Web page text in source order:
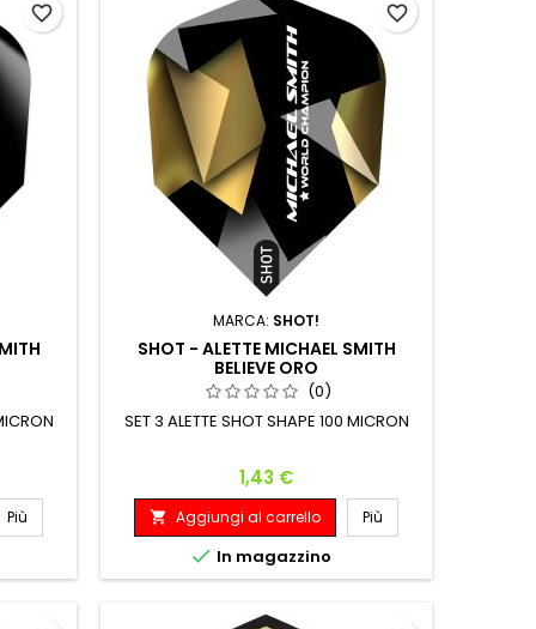
Più
favorite_border
MARCA: SHOT!
SHOT - ALETTE MICHAEL SMITH
BELIEVE ORO
(0)
SET 3 ALETTE SHOT SHAPE 100 MICRON
Prezzo
1,43 €
 Aggiungi al carrello Più
 In magazzino
favorite_border